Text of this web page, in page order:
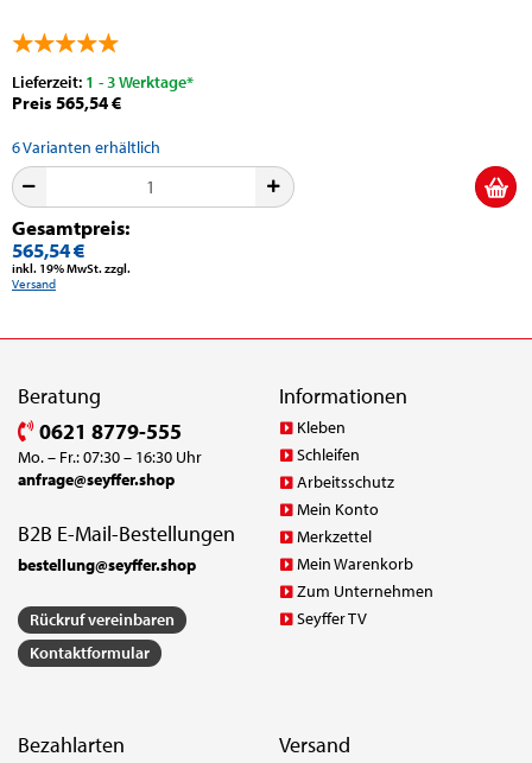
Lieferzeit: 1 - 3 Werktage*
Preis 565,54 €
6Varianten erhältlich
Gesamtpreis:
565,54 €
inkl. 19% MwSt. zzgl.
Versand
Beratung
0621 8779-555
Mo. – Fr.: 07:30 – 16:30 Uhr
anfrage@seyffer.shop
B2B E-Mail-Bestellungen
bestellung@seyffer.shop
Rückruf vereinbaren
Kontaktformular
Informationen
Kleben
Schleifen
Arbeitsschutz
Mein Konto
Merkzettel
Mein Warenkorb
Zum Unternehmen
Seyffer TV
Bezahlarten Versand